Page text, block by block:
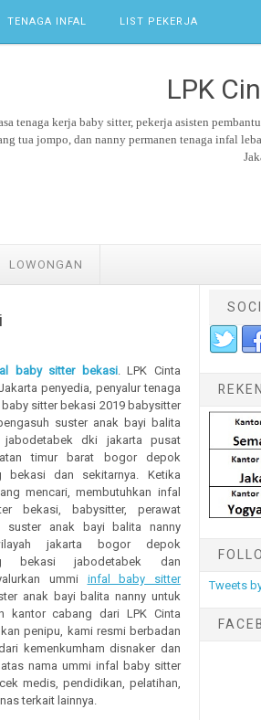
TENAGA INFAL LIST PEKERJA
LPK
tenaga kerja baby sitter, pekerja asisten
tua jompo, dan nanny permanen tenaga infal
LOWONGAN
baby sitter bekasi. LPK Cinta
penyedia, penyalur tenaga
baby sitter bekasi 2019 babysitter
suster anak bayi balita
jabodetabek dki jakarta pusat
timur barat bogor depok
bekasi dan sekitarnya. Ketika
mencari, membutuhkan infal
bekasi, babysitter, perawat
suster anak bayi balita nanny
jakarta bogor depok
bekasi jabodetabek dan
ummi infal baby sitter
anak bayi balita nanny untuk
kantor cabang dari LPK Cinta
penipu, kami resmi berbadan
kemenkumham disnaker dan
nama ummi infal baby sitter
medis, pendidikan, pelatihan,
terkait lainnya.
Tweets